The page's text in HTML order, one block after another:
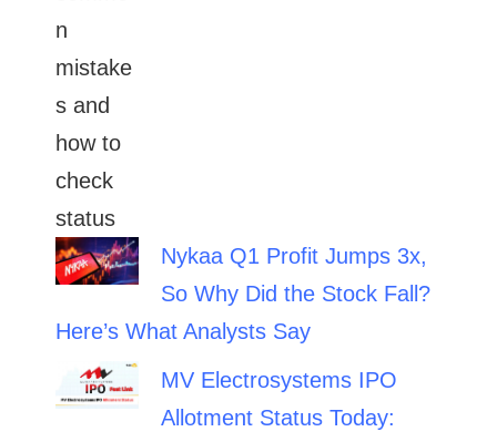
Nykaa Q1 Profit Jumps 3x,
So Why Did the Stock Fall?
Here’s What Analysts Say
MV Electrosystems IPO
Allotment Status Today: